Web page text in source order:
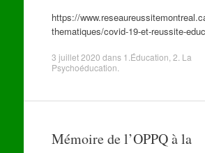
https://
thematiques/covid-19-et-reussite-
3 juillet 2020 dans 1.Éducation 2. La
Psychoéducation
Mémoire de l’OPPQ à la